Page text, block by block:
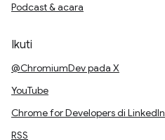
Podcast & acara
Ikuti
@ChromiumDev pada X
YouTube
Chrome for Developers di LinkedIn
RSS